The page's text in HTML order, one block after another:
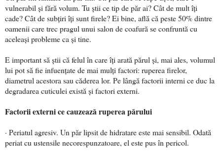
vulnerabil și fără volum. Tu știi ce tip de păr ai? Cât de mult îți
cade? Cât de subțiri îți sunt firele? Ei bine, află că peste 50% dintre
oamenii care trec pragul unui salon de coafură se confruntă cu
aceleași probleme ca și tine.
E important să știi că felul în care îți arată părul și, mai ales, volumul
lui pot să fie infuențate de mai mulți factori: ruperea firelor,
diametrul acestora sau căderea lor. Pe lângă factorii interni ce duc la
degradarea cuticulei există și factori externi.
Factorii externi ce cauzează ruperea părului
· Periatul agresiv. Un păr lipsit de hidratare este mai sensibil. Odată
periat cu ustensile necorespunzatoare, el este pus în pericol.